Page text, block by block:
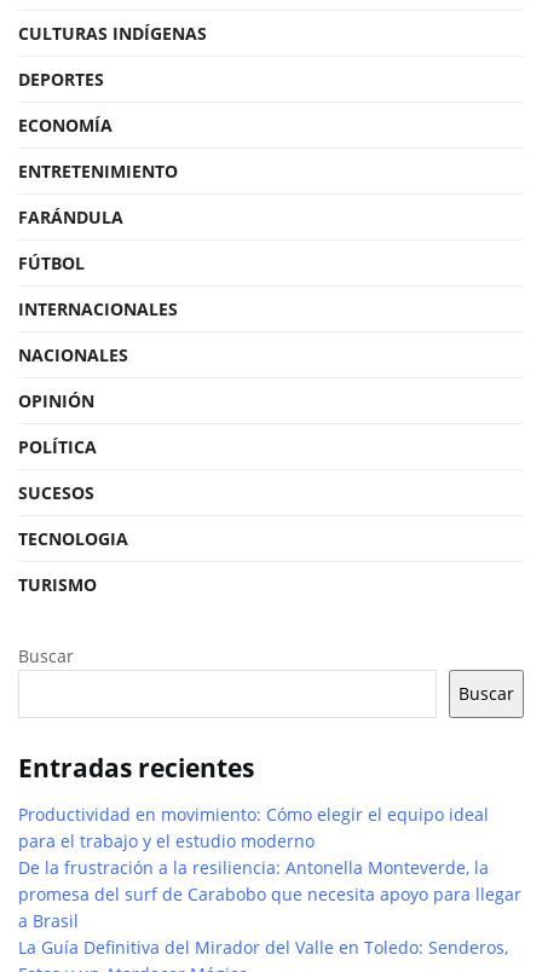
CULTURAS INDÍGENAS
DEPORTES
ECONOMÍA
ENTRETENIMIENTO
FARÁNDULA
FÚTBOL
INTERNACIONALES
NACIONALES
OPINIÓN
POLÍTICA
SUCESOS
TECNOLOGIA
TURISMO
Buscar
Buscar
Entradas recientes
Productividad en movimiento: Cómo elegir el equipo ideal
para el trabajo y el estudio moderno
De la frustración a la resiliencia: Antonella Monteverde, la
promesa del surf de Carabobo que necesita apoyo para llegar
a Brasil
La Guía Definitiva del Mirador del Valle en Toledo: Senderos,